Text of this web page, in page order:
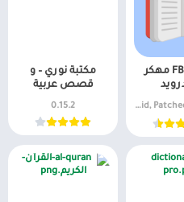
FBReader مهكر
v3.1.9 (Paid,
مكتبة نوري – و
قصص عربية
0.15.2